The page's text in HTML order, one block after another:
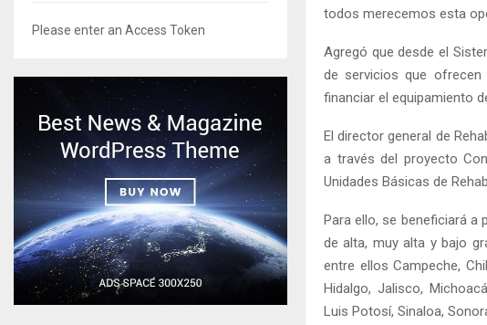
todos merecemos esta
Agregó que desde el
de servicios que
financiar el equipamiento
El director general de
a través del proyecto
Unidades Básicas de
Para ello, se beneficiará a
de alta, muy alta y bajo
entre ellos Campeche,
Hidalgo, Jalisco,
Luis Potosí, Sinaloa,
Please enter an Access Token